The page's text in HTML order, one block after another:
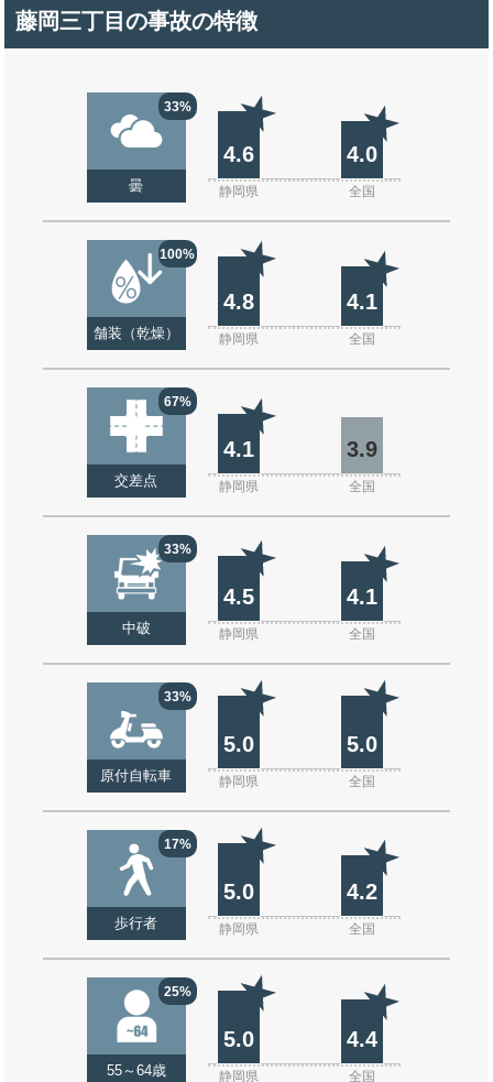
藤岡三丁目の事故の特徴
33%
曇
4.6 4.0
静岡県 全国
100%
舗装（乾燥）
4.8 4.1
静岡県 全国
67%
交差点
4.1 3.9
静岡県 全国
33%
中破
4.5 4.1
静岡県 全国
33%
原付自転車
5.0 5.0
静岡県 全国
17%
歩行者
5.0 4.2
静岡県 全国
25%
55～64歳
5.0 4.4
静岡県 全国